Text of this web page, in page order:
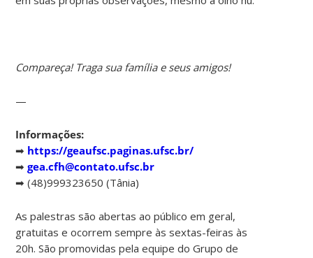
Compareça! Traga sua família e seus amigos!
—
Informações:
➡ https://geaufsc.paginas.ufsc.br/
➡gea.cfh@contato.ufsc.br
➡ (48)999323650 (Tânia)
As palestras são abertas ao público em geral,
gratuitas e ocorrem sempre às sextas-feiras às
20h. São promovidas pela equipe do Grupo de